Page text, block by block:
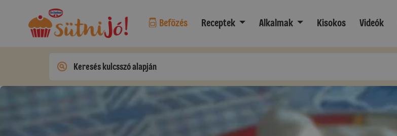
Befőzés Receptek Alkalmak Kisokos Videók